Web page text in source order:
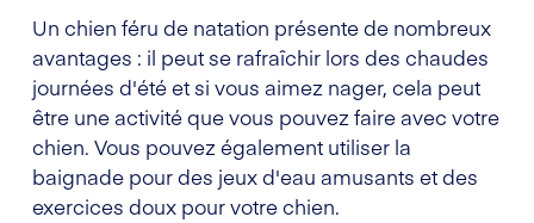
Un chien féru de natation présente de nombreux
avantages : il peut se rafraîchir lors des chaudes
journées d'été et si vous aimez nager, cela peut
être une activité que vous pouvez faire avec votre
chien. Vous pouvez également utiliser la
baignade pour des jeux d'eau amusants et des
exercices doux pour votre chien.